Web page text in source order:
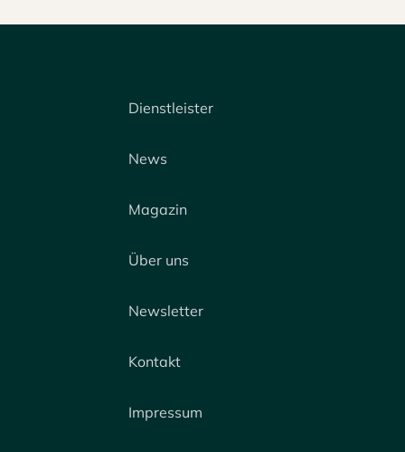
Dienstleister
News
Magazin
Über uns
Newsletter
Kontakt
Impressum